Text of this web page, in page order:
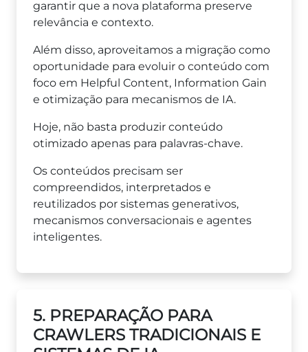
garantir que a nova plataforma preserve
relevância e contexto.
Além disso, aproveitamos a migração como
oportunidade para evoluir o conteúdo com
foco em Helpful Content, Information Gain
e otimização para mecanismos de IA.
Hoje, não basta produzir conteúdo
otimizado apenas para palavras-chave.
Os conteúdos precisam ser
compreendidos, interpretados e
reutilizados por sistemas generativos,
mecanismos conversacionais e agentes
inteligentes.
5. PREPARAÇÃO PARA
CRAWLERS TRADICIONAIS E